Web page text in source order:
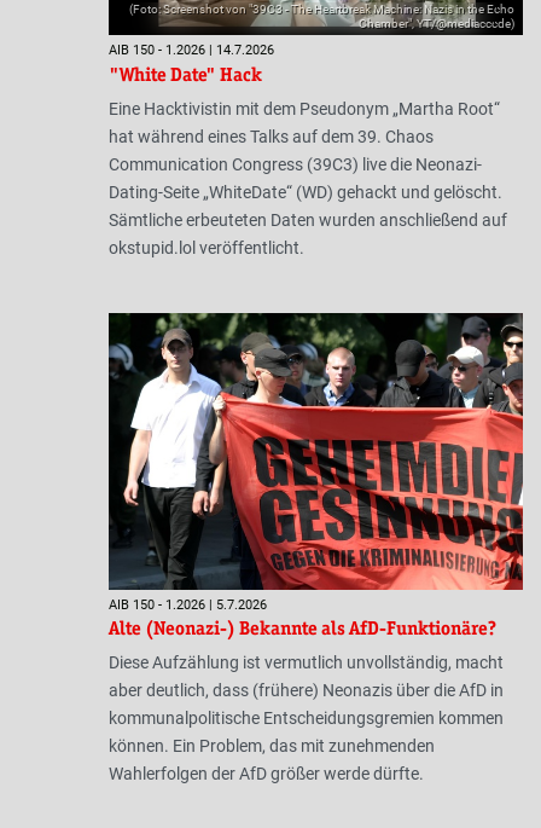
(Foto: Screenshot von "39C3 - The Heartbreak Machine: Nazis in the Echo
Chamber", YT/@mediacccde)
AIB 150 - 1.2026 | 14.7.2026
"White Date" Hack
Eine Hacktivistin mit dem Pseudonym „Martha Root“
hat während eines Talks auf dem 39. Chaos
Communication Congress (39C3) live die Neonazi-
Dating-Seite „WhiteDate“ (WD) gehackt und gelöscht.
Sämtliche erbeuteten Daten wurden anschließend auf
okstupid.lol veröffentlicht.
AIB 150 - 1.2026 | 5.7.2026
Alte (Neonazi-) Bekannte als AfD-Funktionäre?
Diese Aufzählung ist vermutlich unvollständig, macht
aber deutlich, dass (frühere) Neonazis über die AfD in
kommunalpolitische Entscheidungsgremien kommen
können. Ein Problem, das mit zunehmenden
Wahlerfolgen der AfD größer werde dürfte.